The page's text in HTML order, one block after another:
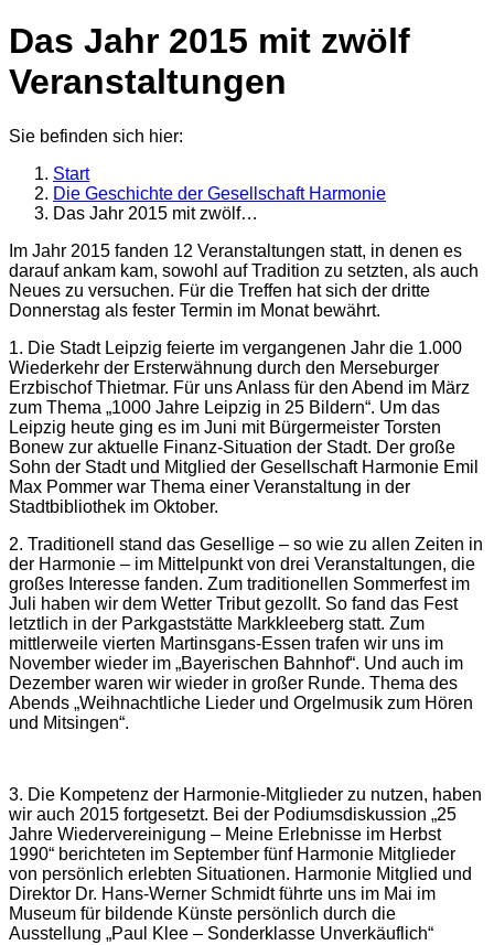
Das Jahr 2015 mit zwölf
Veranstaltungen
Sie befinden sich hier:
Start
Die Geschichte der Gesellschaft Harmonie
Das Jahr 2015 mit zwölf…
Im Jahr 2015 fanden 12 Veranstaltungen statt, in denen es
darauf ankam kam, sowohl auf Tradition zu setzten, als auch
Neues zu versuchen. Für die Treffen hat sich der dritte
Donnerstag als fester Termin im Monat bewährt.
1. Die Stadt Leipzig feierte im vergangenen Jahr die 1.000
Wiederkehr der Ersterwähnung durch den Merseburger
Erzbischof Thietmar. Für uns Anlass für den Abend im März
zum Thema „1000 Jahre Leipzig in 25 Bildern“. Um das
Leipzig heute ging es im Juni mit Bürgermeister Torsten
Bonew zur aktuelle Finanz-Situation der Stadt. Der große
Sohn der Stadt und Mitglied der Gesellschaft Harmonie Emil
Max Pommer war Thema einer Veranstaltung in der
Stadtbibliothek im Oktober.
2. Traditionell stand das Gesellige – so wie zu allen Zeiten in
der Harmonie – im Mittelpunkt von drei Veranstaltungen, die
großes Interesse fanden. Zum traditionellen Sommerfest im
Juli haben wir dem Wetter Tribut gezollt. So fand das Fest
letztlich in der Parkgaststätte Markkleeberg statt. Zum
mittlerweile vierten Martinsgans-Essen trafen wir uns im
November wieder im „Bayerischen Bahnhof“. Und auch im
Dezember waren wir wieder in großer Runde. Thema des
Abends „Weihnachtliche Lieder und Orgelmusik zum Hören
und Mitsingen“.
3. Die Kompetenz der Harmonie-Mitglieder zu nutzen, haben
wir auch 2015 fortgesetzt. Bei der Podiumsdiskussion „25
Jahre Wiedervereinigung – Meine Erlebnisse im Herbst
1990“ berichteten im September fünf Harmonie Mitglieder
von persönlich erlebten Situationen. Harmonie Mitglied und
Direktor Dr. Hans-Werner Schmidt führte uns im Mai im
Museum für bildende Künste persönlich durch die
Ausstellung „Paul Klee – Sonderklasse Unverkäuflich“